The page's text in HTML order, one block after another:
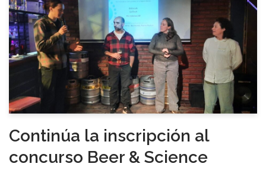
Continúa la inscripción al
concurso Beer & Science